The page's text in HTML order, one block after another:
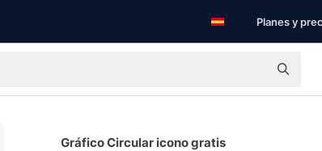
Planes y
Gráfico Circular icono gratis